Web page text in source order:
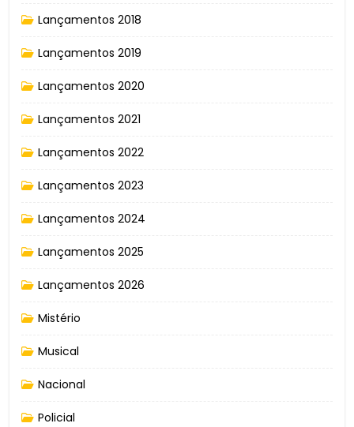
Lançamentos 2018
Lançamentos 2019
Lançamentos 2020
Lançamentos 2021
Lançamentos 2022
Lançamentos 2023
Lançamentos 2024
Lançamentos 2025
Lançamentos 2026
Mistério
Musical
Nacional
Policial